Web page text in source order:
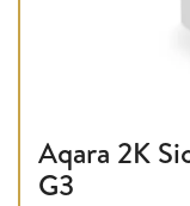
Aqara 2K
G3